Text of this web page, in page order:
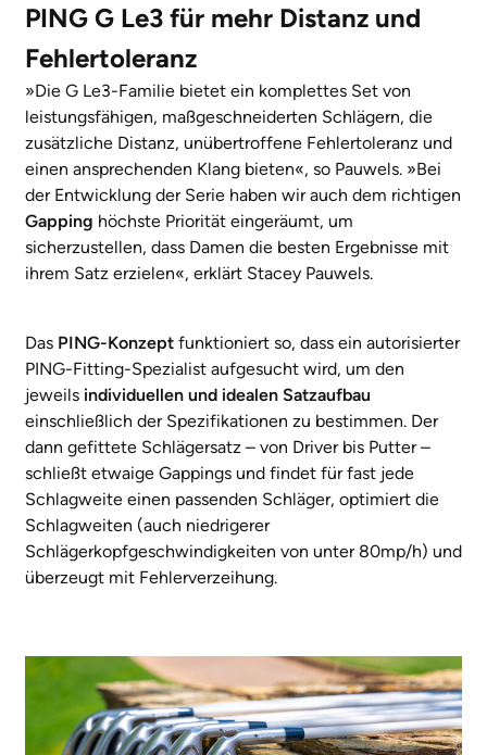
PING G Le3 für mehr Distanz und
Fehlertoleranz
»Die G Le3-Familie bietet ein komplettes Set von
leistungsfähigen, maßgeschneiderten Schlägern, die
zusätzliche Distanz, unübertroffene Fehlertoleranz und
einen ansprechenden Klang bieten«, so Pauwels. »Bei
der Entwicklung der Serie haben wir auch dem richtigen
Gapping höchste Priorität eingeräumt, um
sicherzustellen, dass Damen die besten Ergebnisse mit
ihrem Satz erzielen«, erklärt Stacey Pauwels.
Das PING-Konzept funktioniert so, dass ein autorisierter
PING-Fitting-Spezialist aufgesucht wird, um den
jeweils individuellen und idealen Satzaufbau
einschließlich der Spezifikationen zu bestimmen. Der
dann gefittete Schlägersatz – von Driver bis Putter –
schließt etwaige Gappings und findet für fast jede
Schlagweite einen passenden Schläger, optimiert die
Schlagweiten (auch niedrigerer
Schlägerkopfgeschwindigkeiten von unter 80mp/h) und
überzeugt mit Fehlerverzeihung.